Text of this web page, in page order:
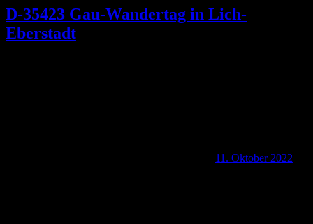
D-35423 Gau-Wandertag in Lich-
Eberstadt
11. Oktober 2022